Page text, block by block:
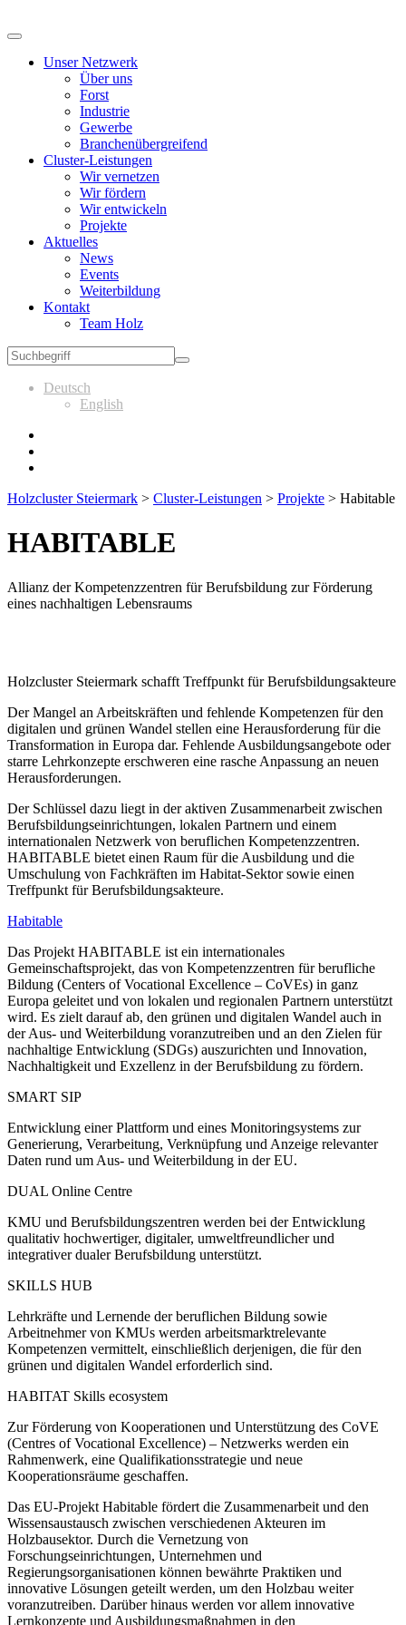
Unser Netzwerk
Über uns
Forst
Industrie
Gewerbe
Branchenübergreifend
Cluster-Leistungen
Wir vernetzen
Wir fördern
Wir entwickeln
Projekte
Aktuelles
News
Events
Weiterbildung
Kontakt
Team Holz
Deutsch
English
Holzcluster Steiermark > Cluster-Leistungen > Projekte > Habitable
HABITABLE
Allianz der Kompetenzzentren für Berufsbildung zur Förderung
eines nachhaltigen Lebensraums
Holzcluster Steiermark schafft Treffpunkt für Berufsbildungsakteure
Der Mangel an Arbeitskräften und fehlende Kompetenzen für den
digitalen und grünen Wandel stellen eine Herausforderung für die
Transformation in Europa dar. Fehlende Ausbildungsangebote oder
starre Lehrkonzepte erschweren eine rasche Anpassung an neuen
Herausforderungen.
Der Schlüssel dazu liegt in der aktiven Zusammenarbeit zwischen
Berufsbildungseinrichtungen, lokalen Partnern und einem
internationalen Netzwerk von beruflichen Kompetenzzentren.
HABITABLE bietet einen Raum für die Ausbildung und die
Umschulung von Fachkräften im Habitat-Sektor sowie einen
Treffpunkt für Berufsbildungsakteure.
Habitable
Das Projekt HABITABLE ist ein internationales
Gemeinschaftsprojekt, das von Kompetenzzentren für berufliche
Bildung (Centers of Vocational Excellence – CoVEs) in ganz
Europa geleitet und von lokalen und regionalen Partnern unterstützt
wird. Es zielt darauf ab, den grünen und digitalen Wandel auch in
der Aus- und Weiterbildung voranzutreiben und an den Zielen für
nachhaltige Entwicklung (SDGs) auszurichten und Innovation,
Nachhaltigkeit und Exzellenz in der Berufsbildung zu fördern.
SMART SIP
Entwicklung einer Plattform und eines Monitoringsystems zur
Generierung, Verarbeitung, Verknüpfung und Anzeige relevanter
Daten rund um Aus- und Weiterbildung in der EU.
DUAL Online Centre
KMU und Berufsbildungszentren werden bei der Entwicklung
qualitativ hochwertiger, digitaler, umweltfreundlicher und
integrativer dualer Berufsbildung unterstützt.
SKILLS HUB
Lehrkräfte und Lernende der beruflichen Bildung sowie
Arbeitnehmer von KMUs werden arbeitsmarktrelevante
Kompetenzen vermittelt, einschließlich derjenigen, die für den
grünen und digitalen Wandel erforderlich sind.
HABITAT Skills ecosystem
Zur Förderung von Kooperationen und Unterstützung des CoVE
(Centres of Vocational Excellence) – Netzwerks werden ein
Rahmenwerk, eine Qualifikationsstrategie und neue
Kooperationsräume geschaffen.
Das EU-Projekt Habitable fördert die Zusammenarbeit und den
Wissensaustausch zwischen verschiedenen Akteuren im
Holzbausektor. Durch die Vernetzung von
Forschungseinrichtungen, Unternehmen und
Regierungsorganisationen können bewährte Praktiken und
innovative Lösungen geteilt werden, um den Holzbau weiter
voranzutreiben. Darüber hinaus werden vor allem innovative
Lernkonzepte und Ausbildungsmaßnahmen in den